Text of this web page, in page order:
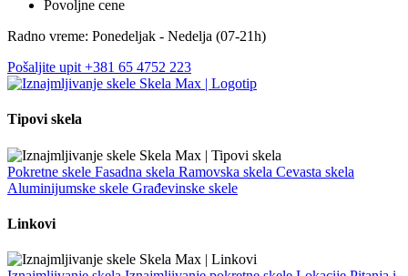
Povoljne cene
Radno vreme: Ponedeljak - Nedelja (07-21h)
Pošaljite upit +381 65 4752 223
Tipovi skela
Pokretne skele Fasadna skela Ramovska skela Cevasta skela
Aluminijumske skele Građevinske skele
Linkovi